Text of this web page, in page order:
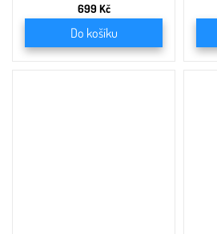
699 Kč
Do košíku